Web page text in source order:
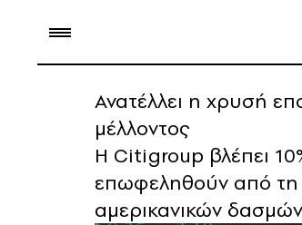
Ανατέλλει η χρυσή
μέλλοντος
Η Citigroup βλέπει
επωφεληθούν από
αμερικανικών δασμών